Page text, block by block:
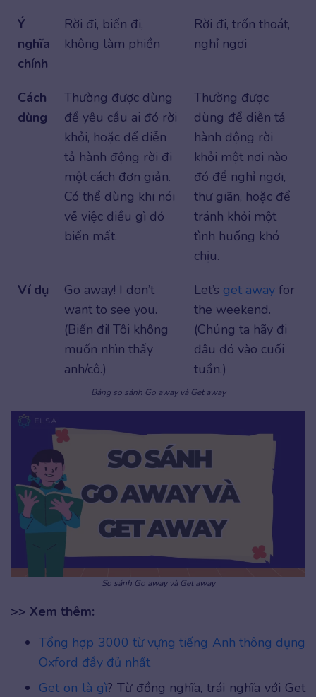
Ý
nghĩa
chính
Rời đi, biến đi,
không làm phiền
Rời đi, trốn thoát,
nghỉ ngơi
Cách
dùng
Thường được dùng
để yêu cầu ai đó rời
khỏi, hoặc để diễn
tả hành động rời đi
một cách đơn giản.
Có thể dùng khi nói
về việc điều gì đó
biến mất.
Thường được
dùng để diễn tả
hành động rời
khỏi một nơi nào
đó để nghỉ ngơi,
thư giãn, hoặc để
tránh khỏi một
tình huống khó
chịu.
Ví dụ
Go away! I don’t
want to see you.
(Biến đi! Tôi không
muốn nhìn thấy
anh/cô.)
Let’s get away for
the weekend.
(Chúng ta hãy đi
đâu đó vào cuối
tuần.)
Bảng so sánh Go away và Get away
So sánh Go away và Get away
>> Xem thêm:
Tổng hợp 3000 từ vựng tiếng Anh thông dụng
Oxford đầy đủ nhất
Get on là gì? Từ đồng nghĩa, trái nghĩa với Get